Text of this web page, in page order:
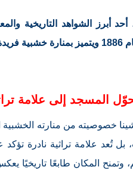
أبرز الشواهد التاريخية
كوسوفا، في خطوة تعيد إلى الواجهة مسجدًا بُني عام
المسجد إلى علامة
خصوصيته من منارته الخشبية
تُعد علامة تراثية نادرة تؤكد
وتمنح المكان طابعًا تاريخيًا